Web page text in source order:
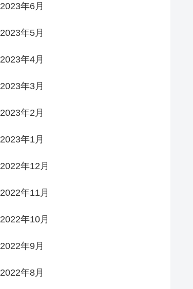
2023年6月
2023年5月
2023年4月
2023年3月
2023年2月
2023年1月
2022年12月
2022年11月
2022年10月
2022年9月
2022年8月